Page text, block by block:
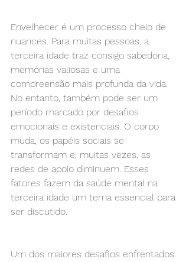
Envelhecer é um processo cheio de
nuances. Para muitas pessoas, a
terceira idade traz consigo sabedoria,
memórias valiosas e uma
compreensão mais profunda da vida.
No entanto, também pode ser um
período marcado por desafios
emocionais e existenciais. O corpo
muda, os papéis sociais se
transformam e, muitas vezes, as
redes de apoio diminuem. Esses
fatores fazem da saúde mental na
terceira idade um tema essencial para
ser discutido.
Um dos maiores desafios enfrentados